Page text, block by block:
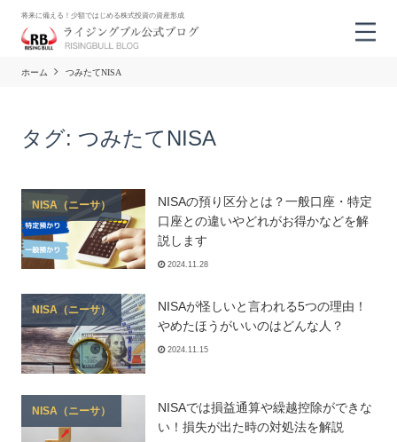
将来に備える！少額ではじめる株式投資の資産形成
ホーム つみたてNISA
タグ: つみたてNISA
NISA（ニーサ）
NISAの預り区分とは？一般口座・特定
口座との違いやどれがお得かなどを解
説します
2024.11.28
NISA（ニーサ）
NISAが怪しいと言われる5つの理由！
やめたほうがいいのはどんな人？
2024.11.15
NISA（ニーサ）
NISAでは損益通算や繰越控除ができな
い！損失が出た時の対処法を解説